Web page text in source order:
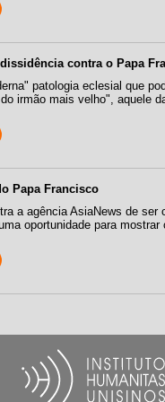
contra o Papa
patologia eclesial que
irmão mais velho", aquele
Papa Francisco
a agência AsiaNews de ser
oportunidade para